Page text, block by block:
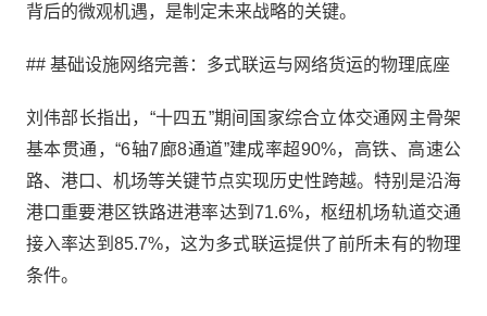
背后的微观机遇，是制定未来战略的关键。
## 基础设施网络完善：多式联运与网络货运的物理底座
刘伟部长指出，“十四五”期间国家综合立体交通网主骨架
基本贯通，“6轴7廊8通道”建成率超90%，高铁、高速公
路、港口、机场等关键节点实现历史性跨越。特别是沿海
港口重要港区铁路进港率达到71.6%，枢纽机场轨道交通
接入率达到85.7%，这为多式联运提供了前所未有的物理
条件。